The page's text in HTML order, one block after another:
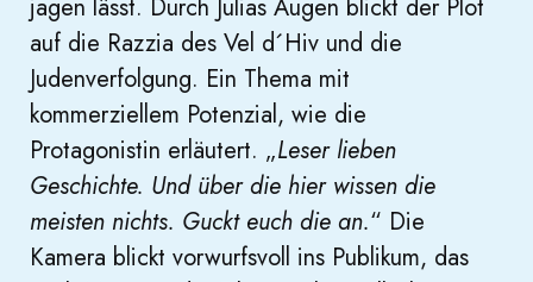
jagen lässt. Durch Julias Augen blickt der Plot
auf die Razzia des Vel d´Hiv und die
Judenverfolgung. Ein Thema mit
kommerziellem Potenzial, wie die
Protagonistin erläutert. „Leser lieben
Geschichte. Und über die hier wissen die
meisten nichts. Guckt euch die an.“ Die
Kamera blickt vorwurfsvoll ins Publikum, das